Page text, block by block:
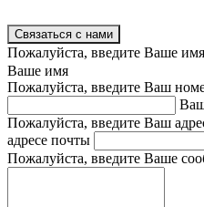
Связаться с нами
Пожалуйста, введите Ваше имя
Ваше имя
Пожалуйста, введите Ваш
Пожалуйста, введите Ваш
адресе почты
Пожалуйста, введите Ваше